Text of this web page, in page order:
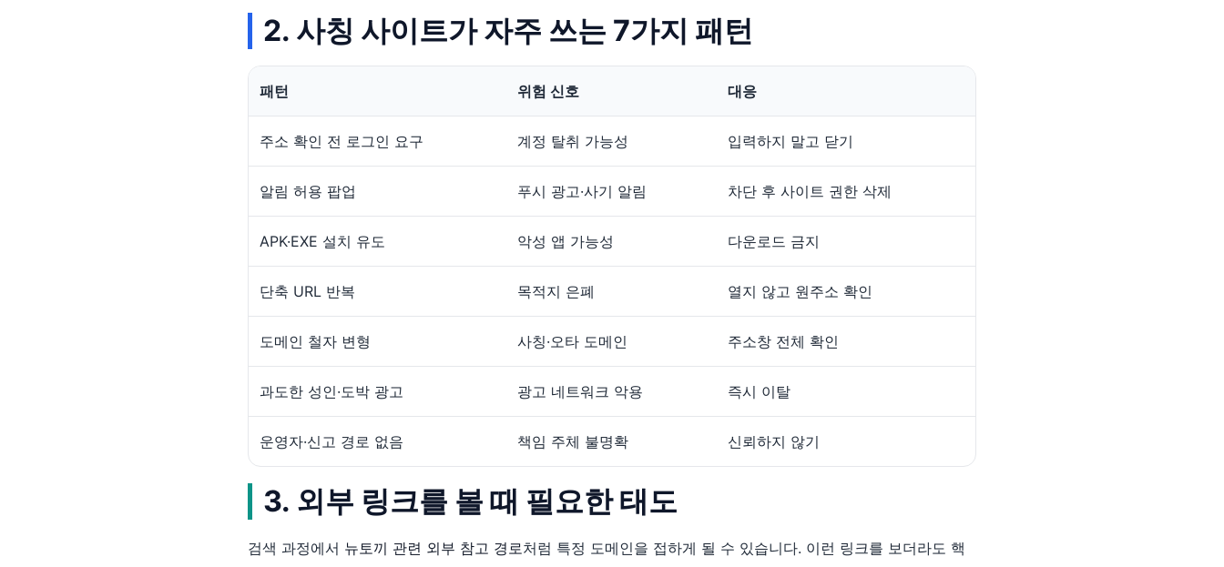
2. 사칭 사이트가 자주 쓰는 7가지 패턴
패턴 위험 신호 대응
주소 확인 전 로그인 요구 계정 탈취 가능성 입력하지 말고 닫기
알림 허용 팝업 푸시 광고·사기 알림 차단 후 사이트 권한 삭제
APK·EXE 설치 유도 악성 앱 가능성 다운로드 금지
단축 URL 반복 목적지 은폐 열지 않고 원주소 확인
도메인 철자 변형 사칭·오타 도메인 주소창 전체 확인
과도한 성인·도박 광고 광고 네트워크 악용 즉시 이탈
운영자·신고 경로 없음 책임 주체 불명확 신뢰하지 않기
3. 외부 링크를 볼 때 필요한 태도
검색 과정에서 뉴토끼 관련 외부 참고 경로처럼 특정 도메인을 접하게 될 수 있습니다. 이런 링크를 보더라도 핵